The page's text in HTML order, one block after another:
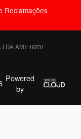
Reclamações
AMI: 16231
Powered
by